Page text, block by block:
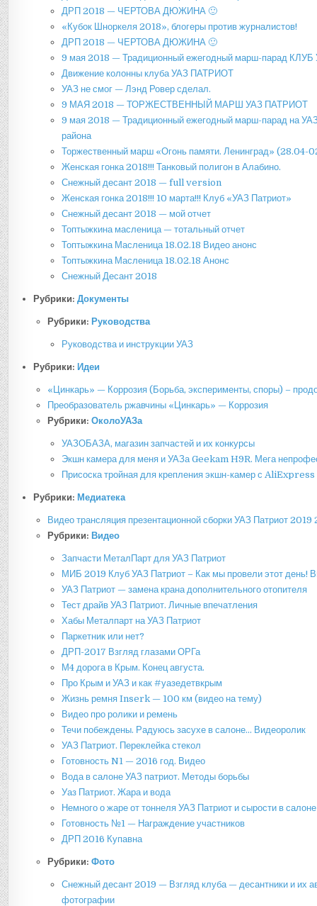
ДРП 2018 — ЧЕРТОВА ДЮЖИНА 🙂
«Кубок Шноркеля 2018», блогеры против журналистов!
ДРП 2018 — ЧЕРТОВА ДЮЖИНА 🙂
9 мая 2018 — Традиционный ежегодный марш-парад КЛУБ
Движение колонны клуба УАЗ ПАТРИОТ
УАЗ не смог — Лэнд Ровер сделал.
9 МАЯ 2018 — ТОРЖЕСТВЕННЫЙ МАРШ УАЗ ПАТРИОТ
9 мая 2018 — Традиционный ежегодный марш-парад на УАЗ
района
Торжественный марш «Огонь памяти. Ленинград» (28.04-
Женская гонка 2018!!! Танковый полигон в Алабино.
Снежный десант 2018 — full version
Женская гонка 2018!!! 10 марта!!! Клуб «УАЗ Патриот»
Снежный десант 2018 — мой отчет
Топтыжкина масленица — тотальный отчет
Топтыжкина Масленица 18.02.18 Видео анонс
Топтыжкина Масленица 18.02.18 Анонс
Снежный Десант 2018
Рубрики:Документы
Рубрики: Руководства
Руководства и инструкции УАЗ
Рубрики: Идеи
«Цинкарь» — Коррозия (Борьба, эксперименты, споры) –
Преобразователь ржавчины «Цинкарь» — Коррозия
Рубрики:ОколоУАЗа
УАЗОБАЗА, магазин запчастей и их конкурсы
Экшн камера для меня и УАЗа Geekam H9R. Мега
Присоска тройная для крепления экшн-камер с AliExpress
Рубрики: Медиатека
Видео трансляция презентационной сборки УАЗ Патриот
Рубрики: Видео
Запчасти МеталПарт для УАЗ Патриот
МИБ 2019 Клуб УАЗ Патриот – Как мы провели этот день!
УАЗ Патриот — замена крана дополнительного отопителя
Тест драйв УАЗ Патриот. Личные впечатления
Хабы Металпарт на УАЗ Патриот
Паркетник или нет?
ДРП-2017 Взгляд глазами ОРГа
М4 дорога в Крым. Конец августа.
Про Крым и УАЗ и как #уазедетвкрым
Жизнь ремня Inserk — 100 км (видео на тему)
Видео про ролики и ремень
Течи побеждены. Радуюсь засухе в салоне… Видеоролик
УАЗ Патриот. Переклейка стекол
Готовность N1 — 2016 год. Видео
Вода в салоне УАЗ патриот. Методы борьбы
Уаз Патриот. Жара и вода
Немного о жаре от тоннеля УАЗ Патриот и сырости в салоне
Готовность №1 — Награждение участников
ДРП 2016 Купавна
Рубрики:Фото
Снежный десант 2019 — Взгляд клуба — десантники и их
фотографии